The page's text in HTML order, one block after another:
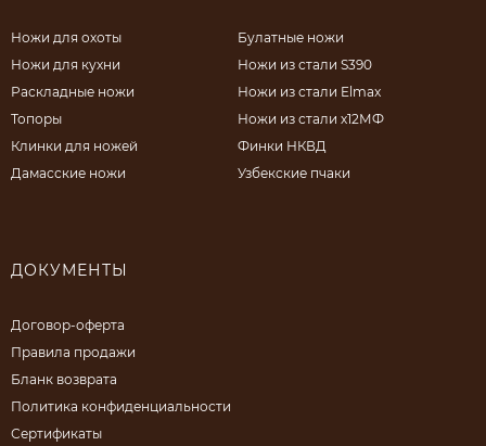
Ножи для охоты
Ножи для кухни
Раскладные ножи
Топоры
Клинки для ножей
Дамасские ножи
Булатные ножи
Ножи из стали S390
Ножи из стали Elmax
Ножи из стали х12МФ
Финки НКВД
Узбекские пчаки
ДОКУМЕНТЫ
Договор-оферта
Правила продажи
Бланк возврата
Политика конфиденциальности
Сертификаты